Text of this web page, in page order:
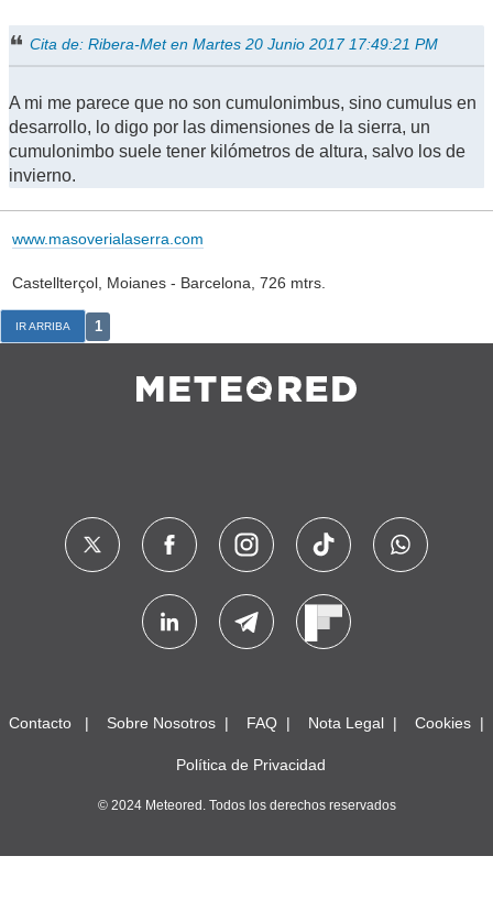
Cita de: Ribera-Met en Martes 20 Junio 2017 17:49:21 PM
A mi me parece que no son cumulonimbus, sino cumulus en
desarrollo, lo digo por las dimensiones de la sierra, un
cumulonimbo suele tener kilómetros de altura, salvo los de
invierno.
www.masoverialaserra.com
Castellterçol, Moianes - Barcelona, 726 mtrs.
IR ARRIBA 1
Contacto Sobre Nosotros FAQ Nota Legal Cookies
Política de Privacidad
© 2024 Meteored. Todos los derechos reservados